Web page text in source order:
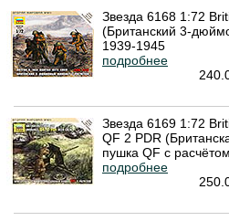
Звезда 6168 1:72
(Британский 3-
1939-1945
подробнее
Звезда 6169 1:72
QF 2 PDR
пушка QF с
подробнее